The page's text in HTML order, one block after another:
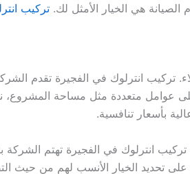
هي الخيار الأمثل لك. تركيب
تركيب انترلوك في الفجيرة تقدم
عوامل متعددة مثل مساحة المشروع،
بأسعار تنافسية.
انترلوك في الفجيرة تهتم الشركة
تحديد الخيار الأنسب لهم من حيث